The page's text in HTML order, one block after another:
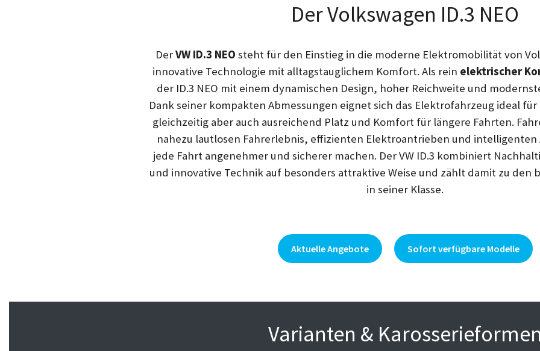
Der Volkswagen ID.3 NEO
DerVW ID.3 NEO steht für den Einstieg in die moderne Elektromobilität von
innovative Technologie mit alltagstauglichem Komfort. Als rein elektrischer
der ID.3 NEO mit einem dynamischen Design, hoher Reichweite und
Dank seiner kompakten Abmessungen eignet sich das Elektrofahrzeug ideal
gleichzeitig aber auch ausreichend Platz und Komfort für längere Fahrten.
nahezu lautlosen Fahrerlebnis, effizienten Elektroantrieben und intelligenten
jede Fahrt angenehmer und sicherer machen. Der VW ID.3 kombiniert
und innovative Technik auf besonders attraktive Weise und zählt damit zu den
in seiner Klasse.
Aktuelle Angebote Sofort verfügbare Modelle
Varianten & Karosserieformen